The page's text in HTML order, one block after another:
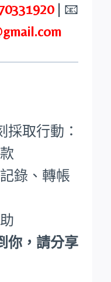
| 📧
採取行動：
錄、轉帳
你，請分享